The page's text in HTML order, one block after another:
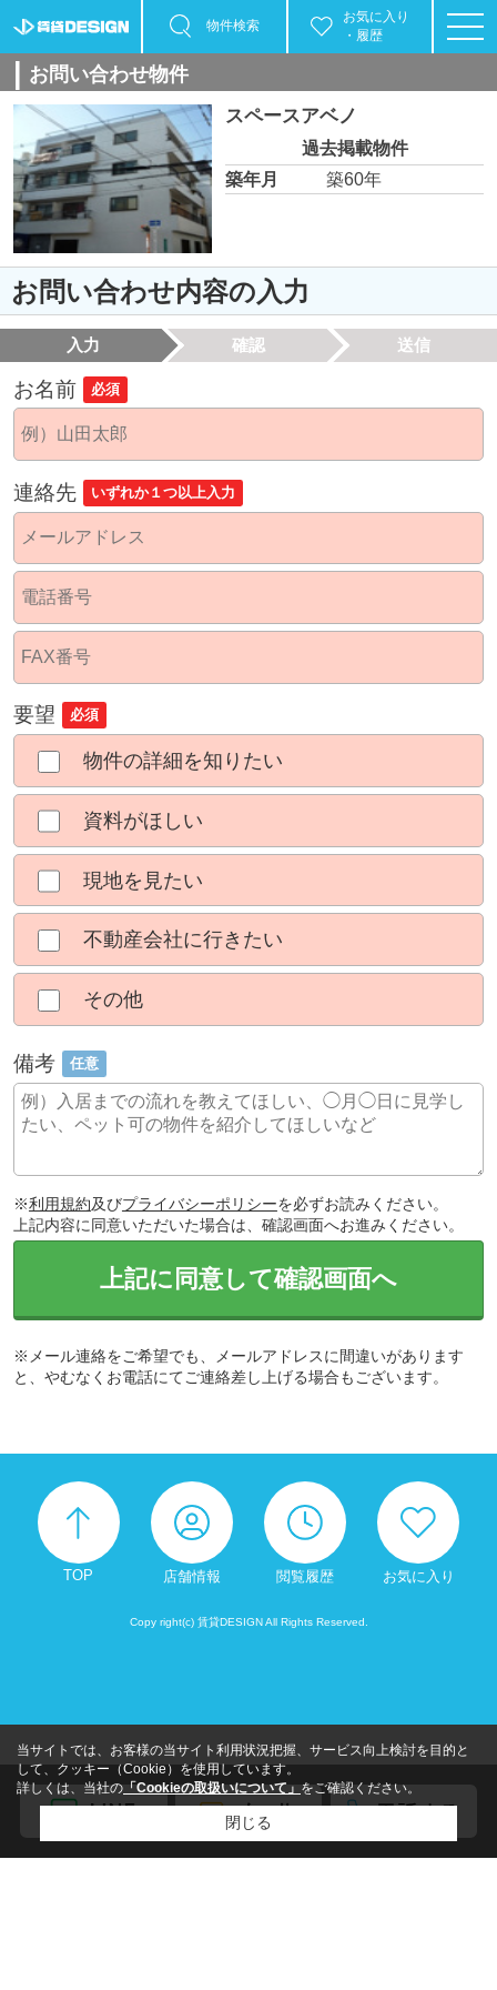
物件検索
お気に入り
・履歴
お問い合わせ物件
スペースアベノ
過去掲載物件
築年月
築60年
お問い合わせ内容の入力
入力 確認 送信
お名前 必須
連絡先 いずれか１つ以上入力
要望 必須
物件の詳細を知りたい
資料がほしい
現地を見たい
不動産会社に行きたい
その他
備考 任意
※利用規約及びプライバシーポリシーを必ずお読みください。
上記内容に同意いただいた場合は、確認画面へお進みください。
上記に同意して確認画面へ
※メール連絡をご希望でも、メールアドレスに間違いがあります
と、やむなくお電話にてご連絡差し上げる場合もございます。
TOP 店舗情報 閲覧履歴 お気に入り
Copy right(c) 賃貸DESIGN All Rights Reserved.
当サイトでは、お客様の当サイト利用状況把握、サービス向上検討を目的と
して、クッキー（Cookie）を使用しています。
詳しくは、当社の 「Cookieの取扱いについて」 をご確認ください。
閉じる